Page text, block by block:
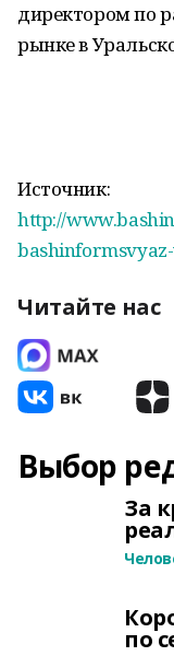
директором по
рынке в
Источник:
http://
Читайте нас
Выбор
За
по